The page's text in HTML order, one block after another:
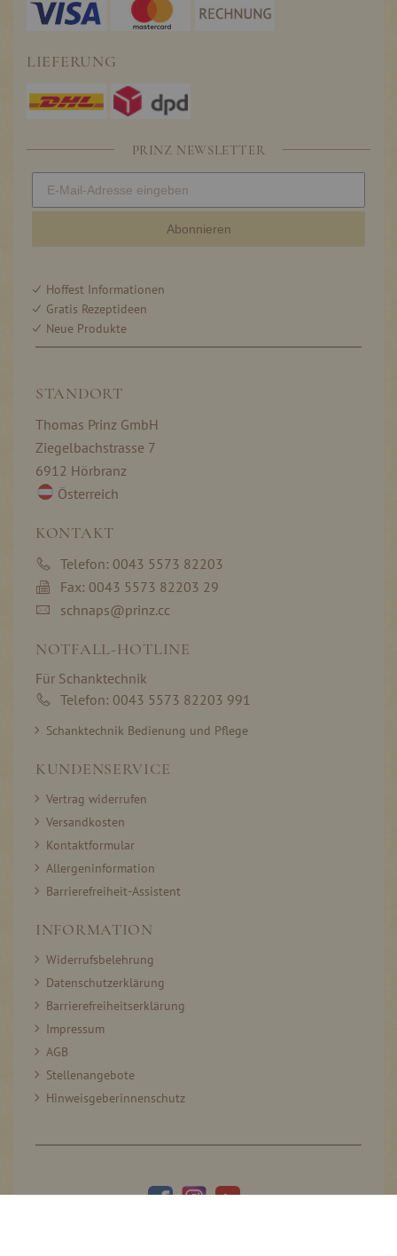
LIEFERUNG
PRINZ NEWSLETTER
Abonnieren
Hoffest Informationen
Gratis Rezeptideen
Neue Produkte
STANDORT
Thomas Prinz GmbH
Ziegelbachstrasse 7
6912 Hörbranz
Österreich
KONTAKT
Telefon: 0043 5573 82203
Fax: 0043 5573 82203 29
schnaps@prinz.cc
NOTFALL-HOTLINE
Für Schanktechnik
Telefon: 0043 5573 82203 991
Schanktechnik Bedienung und Pflege
KUNDENSERVICE
Vertrag widerrufen
Versandkosten
Kontaktformular
Allergeninformation
Barrierefreiheit-Assistent
INFORMATION
Widerrufsbelehrung
Datenschutzerklärung
Barrierefreiheitserklärung
Impressum
AGB
Stellenangebote
Hinweisgeberinnenschutz